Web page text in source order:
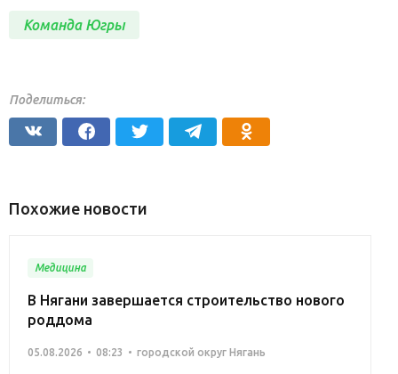
Команда Югры
Поделиться:
Похожие новости
Медицина
В Нягани завершается строительство нового
роддома
05.08.2026 08:23 городской округ Нягань